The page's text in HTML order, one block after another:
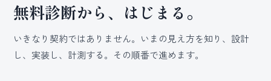
無料診断から、はじまる。
いきなり契約ではありません。いまの見え方を知り、設計
し、実装し、計測する。その順番で進めます。